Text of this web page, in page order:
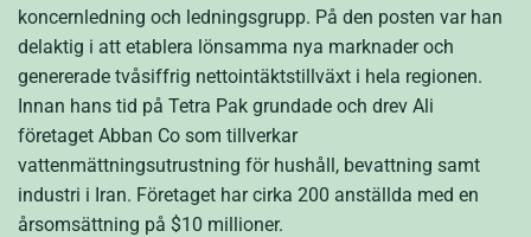
koncernledning och ledningsgrupp. På den posten var han
delaktig i att etablera lönsamma nya marknader och
genererade tvåsiffrig nettointäktstillväxt i hela regionen.
Innan hans tid på Tetra Pak grundade och drev Ali
företaget Abban Co som tillverkar
vattenmättningsutrustning för hushåll, bevattning samt
industri i Iran. Företaget har cirka 200 anställda med en
årsomsättning på $10 millioner.